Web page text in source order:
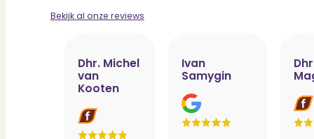
Bekijk al onze reviews
Dhr. Michel
van
Kooten
Ivan
Samygin